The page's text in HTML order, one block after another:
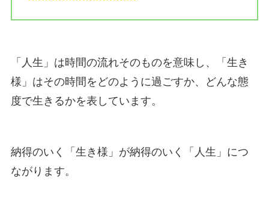
「人生」は時間の流れそのものを意味し、「生き
様」はその時間をどのように過ごすか、どんな態
度で生きるかを表しています。
納得のいく「生き様」が納得のいく「人生」につ
ながります。